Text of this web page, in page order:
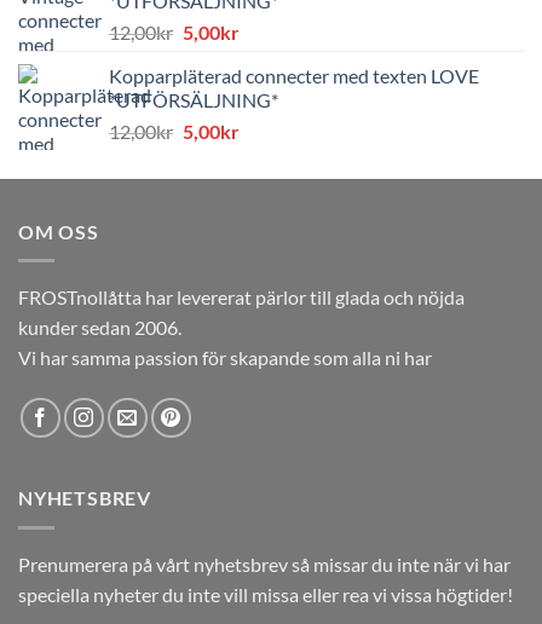
8,00kr.4,00kr.
12,00kr Det
priset
var:
12,00kr.
5,00krDet
priset
är:
5,00kr.
Kopparpläterad connecter med texten LOVE
*UTFÖRSÄLJNING*
12,00kr Det
priset
5,00krDet
priset
OM OSS
FROSTnollåtta har levererat pärlor till glada och nöjda
kunder sedan 2006.
Vi har samma passion för skapande som alla ni har
NYHETSBREV
Prenumerera på vårt nyhetsbrev så missar du inte när vi har
speciella nyheter du inte vill missa eller rea vi vissa högtider!